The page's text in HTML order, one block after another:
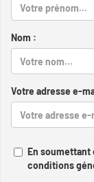
Nom :
Votre adresse e-
En soumettant
conditions